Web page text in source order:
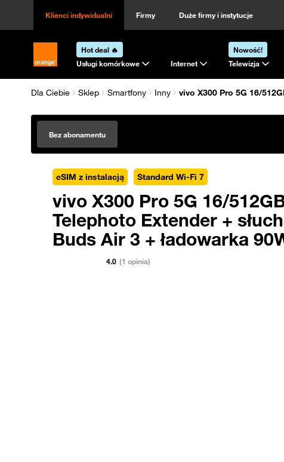
Klienci indywidualni Firmy Duże firmy i instytucje
Strona główna Orange.pl
Hot deal 🔥
Usługi komórkowe
Internet
Nowość!
Telewizja
Dla Ciebie Sklep Smartfony Inny vivo X300 Pro 5G 16/
Bez abonamentu
eSIM z instalacją Standard Wi-Fi 7
vivo X300 Pro 5G 16/
Telephoto Extender +
Buds Air 3 + ładowarka
4.0 (1 opinia)